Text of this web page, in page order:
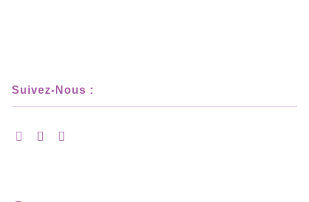
Suivez-Nous :